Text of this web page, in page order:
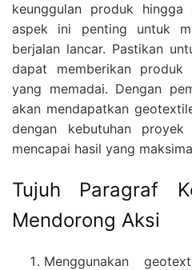
keunggulan produk hingga
aspek ini penting untuk
berjalan lancar. Pastikan
dapat memberikan produk
yang memadai. Dengan
akan mendapatkan
dengan kebutuhan
mencapai hasil yang
Tujuh Paragraf
Mendorong Aksi
Menggunakan